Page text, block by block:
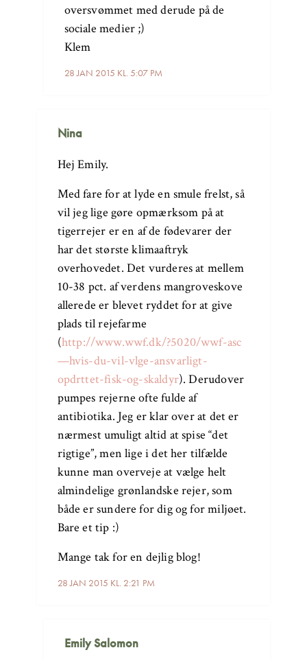
28 JAN 2015 KL. 5:07 PM
oversvømmet med derude på de
sociale medier ;)
Klem
Nina
28 JAN 2015 KL. 2:21 PM
Hej Emily.
Med fare for at lyde en smule frelst, så
vil jeg lige gøre opmærksom på at
tigerrejer er en af de fødevarer der
har det største klimaaftryk
overhovedet. Det vurderes at mellem
10-38 pct. af verdens mangroveskove
allerede er blevet ryddet for at give
plads til rejefarme
(http://www.wwf.dk/?5020/wwf-asc
—hvis-du-vil-vlge-ansvarligt-
opdrttet-fisk-og-skaldyr). Derudover
pumpes rejerne ofte fulde af
antibiotika. Jeg er klar over at det er
nærmest umuligt altid at spise “det
rigtige”, men lige i det her tilfælde
kunne man overveje at vælge helt
almindelige grønlandske rejer, som
både er sundere for dig og for miljøet.
Bare et tip :)
Mange tak for en dejlig blog!
Emily Salomon